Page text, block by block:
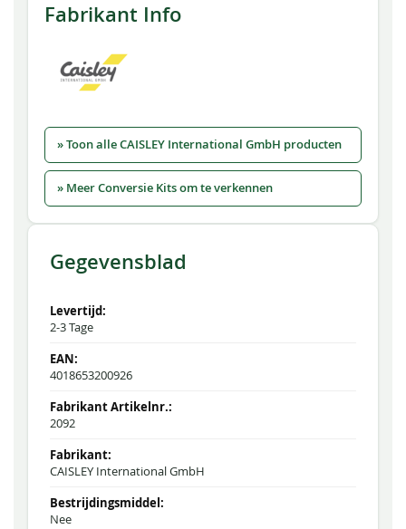
Fabrikant Info
» Toon alle CAISLEY International GmbH producten
» Meer Conversie Kits om te verkennen
Gegevensblad
2-3 Tage
4018653200926
2092
CAISLEY International GmbH
Nee